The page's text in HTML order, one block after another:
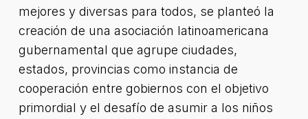
mejores y diversas para todos, se planteó la
creación de una asociación latinoamericana
gubernamental que agrupe ciudades,
estados, provincias como instancia de
cooperación entre gobiernos con el objetivo
primordial y el desafío de asumir a los niños